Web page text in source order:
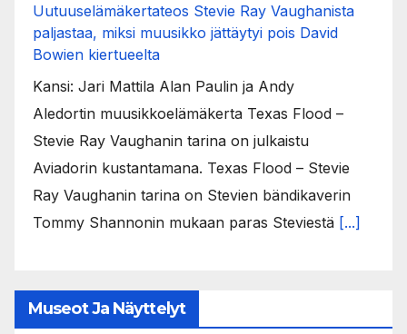
Uutuuselämäkertateos Stevie Ray Vaughanista
paljastaa, miksi muusikko jättäytyi pois David
Bowien kiertueelta
Kansi: Jari Mattila Alan Paulin ja Andy
Aledortin muusikkoelämäkerta Texas Flood –
Stevie Ray Vaughanin tarina on julkaistu
Aviadorin kustantamana. Texas Flood – Stevie
Ray Vaughanin tarina on Stevien bändikaverin
Tommy Shannonin mukaan paras Steviestä [...]
Museot Ja Näyttelyt